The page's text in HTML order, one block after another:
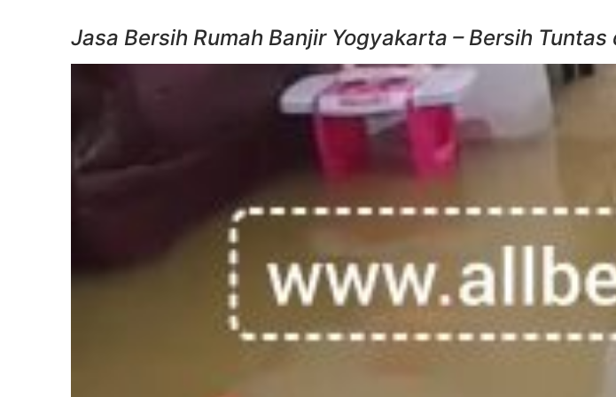
Jasa Bersih Rumah Banjir Yogyakarta – Bersih